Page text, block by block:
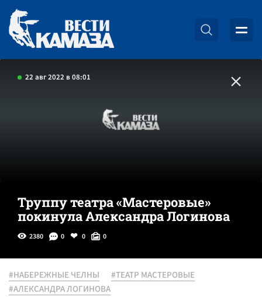
22 авг 2022 в 08:01
Труппу театра «Мастеровые»
покинула Александра Логинова
2380 0 0 0
#НАБЕРЕЖНЫЕ ЧЕЛНЫ
#ТЕАТР МАСТЕРОВЫЕ
#АЛЕКСАНДРА ЛОГИНОВА